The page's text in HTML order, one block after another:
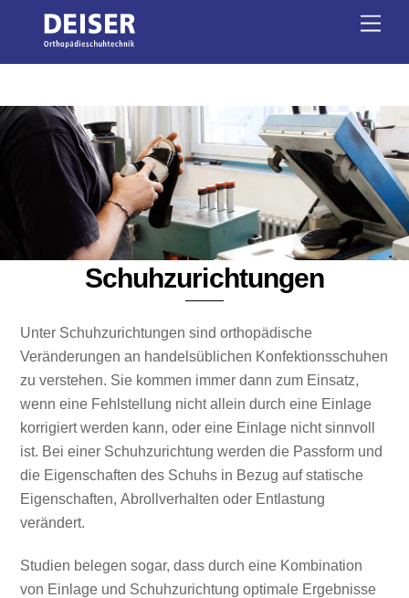
Schuhzurichtungen
Unter Schuhzurichtungen sind orthopädische
Veränderungen an handelsüblichen Konfektionsschuhen
zu verstehen. Sie kommen immer dann zum Einsatz,
wenn eine Fehlstellung nicht allein durch eine Einlage
korrigiert werden kann, oder eine Einlage nicht sinnvoll
ist. Bei einer Schuhzurichtung werden die Passform und
die Eigenschaften des Schuhs in Bezug auf statische
Eigenschaften, Abrollverhalten oder Entlastung
verändert.
Studien belegen sogar, dass durch eine Kombination
von Einlage und Schuhzurichtung optimale Ergebnisse